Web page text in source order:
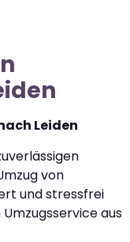
Leiden
von
und stressfrei
aus